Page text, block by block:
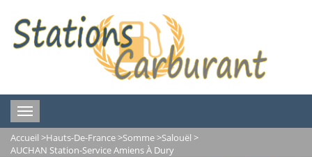
Toggle
navigation
Accueil >Hauts-De-France>Somme>Salouël >
AUCHAN Station-Service Amiens À Dury